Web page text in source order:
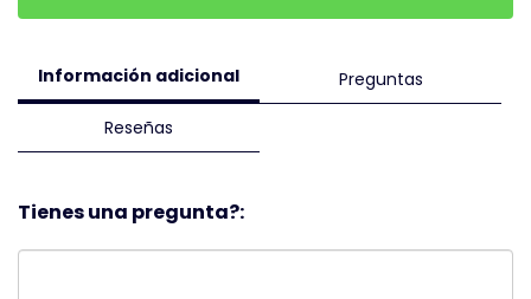
Información adicional Preguntas
Reseñas
Tienes una pregunta?: